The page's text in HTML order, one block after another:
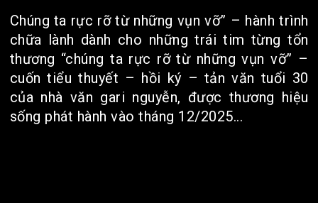
Chúng ta rực rỡ từ những vụn vỡ” – hành trình
chữa lành dành cho những trái tim từng tổn
thương “chúng ta rực rỡ từ những vụn vỡ” –
cuốn tiểu thuyết – hồi ký – tản văn tuổi 30
của nhà văn gari nguyễn, được thương hiệu
sống phát hành vào tháng 12/2025...